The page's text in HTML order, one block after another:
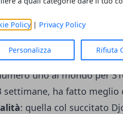
Policy| Privacy Policy
Personalizza Rifiuta
detenuto per più tempo
con 237 settimane (tra il 2
anziano ad essere mai
(tra il 18 giugno e il 24
uno al mondo per
settimane, ha fatto meglio
: quella col succitato